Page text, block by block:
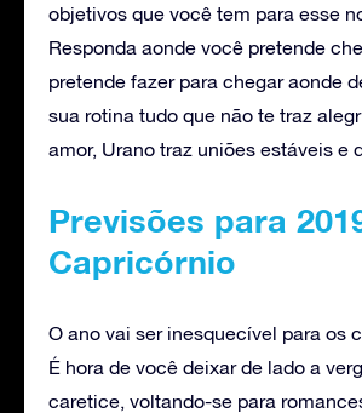
objetivos que você tem para esse
Responda aonde você pretende
pretende fazer para chegar aonde
sua rotina tudo que não te traz
amor, Urano traz uniões estáveis e
Previsões para
Capricórnio
O ano vai ser inesquecível para os
É hora de você deixar de lado a
caretice, voltando-se para